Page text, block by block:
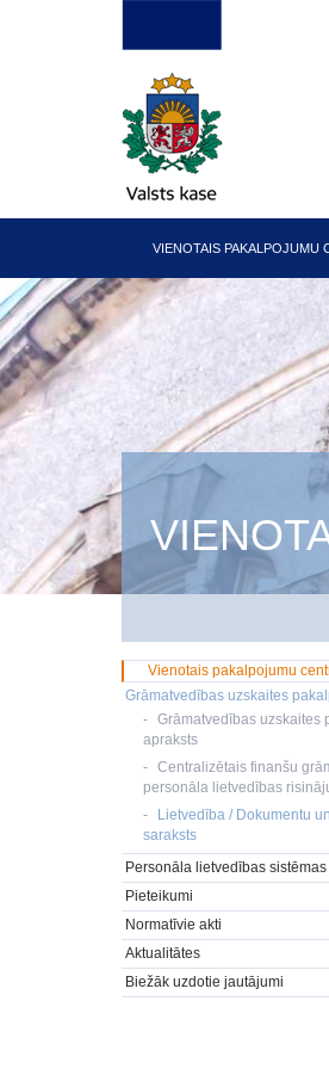
Galvenā
izvēlne
VIENOTAIS PAKALPOJUMU
Vienotais pakalpojumu
Grāmatvedības uzskaites
Grāmatvedības uzskaites
apraksts
Centralizētais finanšu
personāla lietvedības
Lietvedība / Dokumentu
saraksts
Personāla lietvedības
Pieteikumi
Normatīvie akti
Aktualitātes
Biežāk uzdotie jautājumi